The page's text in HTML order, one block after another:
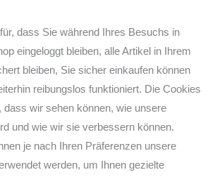
dass Sie während Ihres Besuchs in
eingeloggt bleiben, alle Artikel in Ihrem
bleiben, Sie sicher einkaufen können
reibungslos funktioniert. Die Cookies
dass wir sehen können, wie unsere
und wie wir sie verbessern können.
je nach Ihren Präferenzen unsere
werden, um Ihnen gezielte